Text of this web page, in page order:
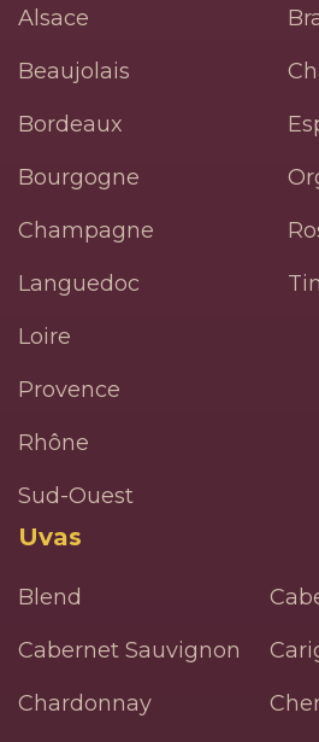
Alsace
Beaujolais
Bordeaux
Bourgogne
Champagne
Languedoc
Loire
Provence
Rhône
Sud-Ouest
Uvas
Blend
Cabernet Sauvignon
Chardonnay